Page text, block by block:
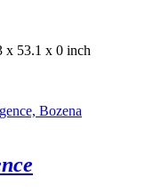
x 53.1 x 0 inch